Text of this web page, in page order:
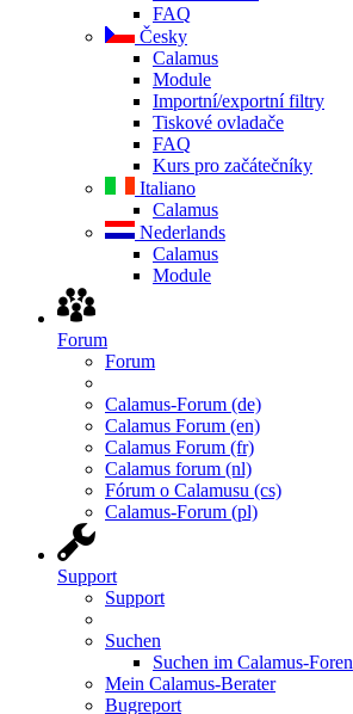
FAQ
Česky
Calamus
Module
Importní/exportní filtry
Tiskové ovladače
FAQ
Kurs pro začátečníky
Italiano
Calamus
Nederlands
Calamus
Module
Forum
Forum
Calamus-Forum (de)
Calamus Forum (en)
Calamus Forum (fr)
Calamus forum (nl)
Fórum o Calamusu (cs)
Calamus-Forum (pl)
Support
Support
Suchen
Suchen im Calamus-Foren
Mein Calamus-Berater
Bugreport